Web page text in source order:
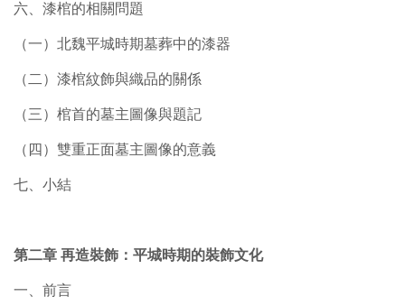
六、漆棺的相關問題
（一）北魏平城時期墓葬中的漆器
（二）漆棺紋飾與織品的關係
（三）棺首的墓主圖像與題記
（四）雙重正面墓主圖像的意義
七、小結
第二章 再造裝飾：平城時期的裝飾文化
一、前言